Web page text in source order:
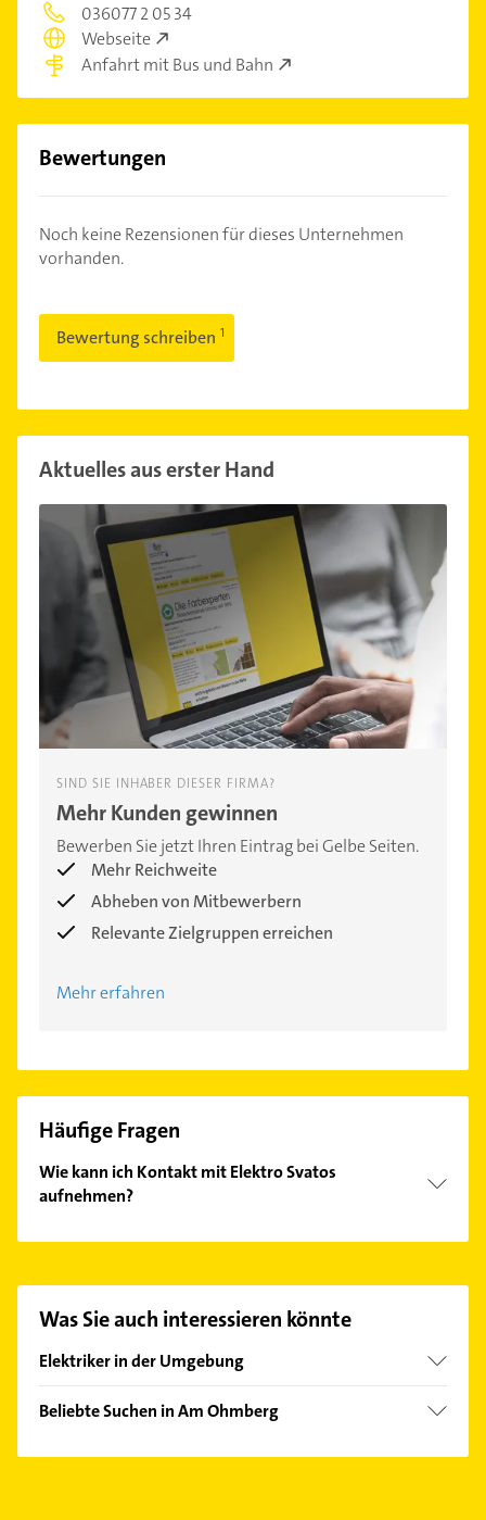
036077 2 05 34
Webseite
Anfahrt mit Bus und Bahn
Bewertungen
Noch keine Rezensionen für dieses Unternehmen
vorhanden.
Bewertung schreiben
Aktuelles aus erster Hand
SIND SIE INHABER DIESER FIRMA?
Mehr Kunden gewinnen
Bewerben Sie jetzt Ihren Eintrag bei Gelbe Seiten.
Mehr Reichweite
Abheben von Mitbewerbern
Relevante Zielgruppen erreichen
Mehr erfahren
Häufige Fragen
Wie kann ich Kontakt mit Elektro Svatos
aufnehmen?
finden Sie alleKontaktdaten.
Was Sie auch interessieren könnte
Elektriker in der Umgebung
Niederorschel
Bad Lauterberg im Harz
Beliebte Suchen in Am Ohmberg